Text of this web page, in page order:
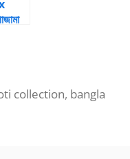
collection, bangla